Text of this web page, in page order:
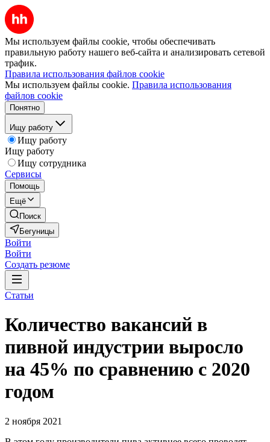
Мы используем файлы cookie, чтобы обеспечивать
правильную работу нашего веб-сайта и анализировать сетевой
трафик.
Правила использования файлов cookie
Мы используем файлы cookie. Правила использования
файлов cookie
Понятно
Ищу работу
Ищу работу
Ищу работу
Ищу сотрудника
Сервисы
Помощь
Ещё
Поиск
Бегуницы
Войти
Войти
Создать резюме
Статьи
Количество вакансий в
пивной индустрии выросло
на 45% по сравнению с 2020
годом
2 ноября 2021